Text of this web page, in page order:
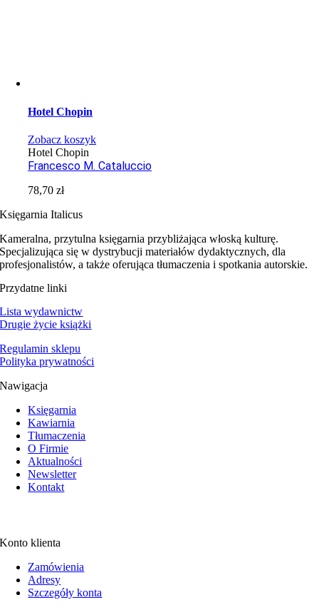
Hotel Chopin
Zobacz koszyk
Hotel Chopin
Francesco M. Cataluccio
78,70zł
Księgarnia Italicus
Kameralna, przytulna księgarnia przybliżająca włoską kulturę.
Specjalizująca się w dystrybucji materiałów dydaktycznych, dla
profesjonalistów, a także oferująca tłumaczenia i spotkania autorskie.
Przydatne linki
Lista wydawnictw
Drugie życie książki
Regulamin sklepu
Polityka prywatności
Nawigacja
Księgarnia
Kawiarnia
Tłumaczenia
O Firmie
Aktualności
Newsletter
Kontakt
Konto klienta
Zamówienia
Adresy
Szczegóły konta